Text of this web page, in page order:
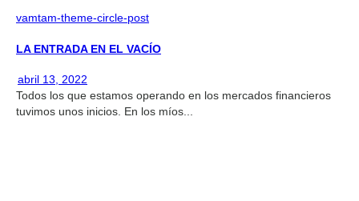
vamtam-theme-circle-post
LA ENTRADA EN EL VACÍO
abril 13, 2022
Todos los que estamos operando en los mercados financieros
tuvimos unos inicios. En los míos...